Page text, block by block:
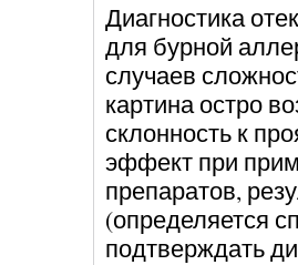
Диагностика
для бурной
случаев
картина остро
склонность к
эффект при
препаратов,
(определяется
подтверждать